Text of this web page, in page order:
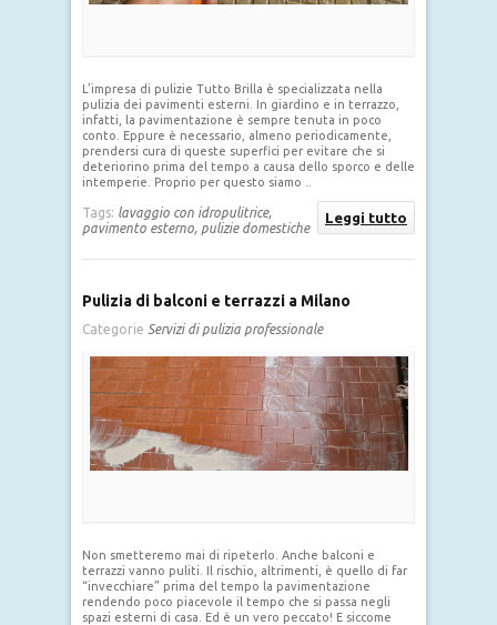
L’impresa di pulizie Tutto Brilla è specializzata nella
pulizia dei pavimenti esterni. In giardino e in terrazzo,
infatti, la pavimentazione è sempre tenuta in poco
conto. Eppure è necessario, almeno periodicamente,
prendersi cura di queste superfici per evitare che si
deteriorino prima del tempo a causa dello sporco e delle
intemperie. Proprio per questo siamo ..
Leggi tutto
Tags: lavaggio con idropulitrice,
pavimento esterno, pulizie domestiche
Pulizia di balconi e terrazzi a Milano
Categorie Servizi di pulizia professionale
Non smetteremo mai di ripeterlo. Anche balconi e
terrazzi vanno puliti. Il rischio, altrimenti, è quello di far
“invecchiare” prima del tempo la pavimentazione
rendendo poco piacevole il tempo che si passa negli
spazi esterni di casa. Ed è un vero peccato! E siccome